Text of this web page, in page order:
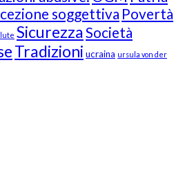
soggettiva Povertà
SicurezzaSocietà
Tradizioni ucraina ursula von der